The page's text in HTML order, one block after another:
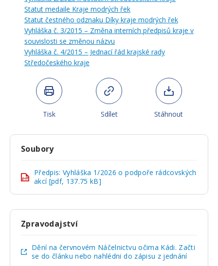
Statut medaile Kraje modrých řek
Statut čestného odznaku Díky kraje modrých řek
Vyhláška č. 3/2015 – Změna interních předpisů kraje v
souvislosti se změnou názvu
Vyhláška č. 4/2015 – Jednací řád krajské rady
Středočeského kraje
Tisk Sdílet Stáhnout
Soubory
pdf
Předpis: Vyhláška 1/2026 o podpoře rádcovských
akcí [pdf, 137.75 kB]
Zpravodajství
Dění na červnovém Náčelnictvu očima Kádi. Začti
se do článku nebo nahlédni do zápisu z jednání